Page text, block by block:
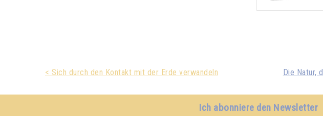
< Sich durch den Kontakt mit der Erde verwandeln Die Natur,
Ich abonniere den Newsletter